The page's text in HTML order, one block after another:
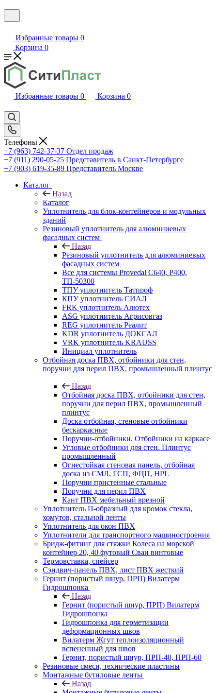
Избранные товары 0
Корзина 0
Избранные товары 0 Корзина 0
Телефоны
+7 (963) 742-37-37 Отдел продаж
+7 (911) 290-05-25 Представитель в Санкт-Петербурге
+7 (903) 619-35-89 Представитель Москве
Каталог
Назад
Каталог
Уплотнитель для блок-контейнеров и модульных
зданий
Резиновый уплотнитель для алюминиевых
фасадных систем
Назад
Резиновый уплотнитель для алюминиевых
фасадных систем
Все для системы Provedal С640, Р400,
ТП-50300
ТПУ уплотнитель Татпроф
КПУ уплотнитель СИАЛ
FRK уплотнитель Алютех
ASG уплотнитель Агрисовгаз
REG уплотнитель Реалит
KDR уплотнитель ДОКСАЛ
VRK уплотнитель KRAUSS
Инициал уплотнитель
Отбойная доска ПВХ, отбойники для стен,
поручни для перил ПВХ, промышленный плинтус
Назад
Отбойная доска ПВХ, отбойники для стен,
поручни для перил ПВХ, промышленный
плинтус
Доска отбойная, стеновые отбойники
бескаркасные
Поручни-отбойники. Отбойники на каркасе
Угловые отбойники для стен. Плинтус
промышленный
Огнестойкая стеновая панель, отбойная
доска из СМЛ, ГСП, ФЦП, HPL
Поручни пристенные стальные
Поручни для перил ПВХ
Кант ПВХ мебельный врезной
Уплотнитель П-образный для кромок стекла,
хомутов, стальной ленты
Уплотнитель для окон ПВХ
Уплотнители для транспортного машиностроения
Бридж-фитинг для стяжки Колеса на морской
контейнер 20, 40 футовый Сваи винтовые
Термовставка, спейсер
Сэндвич-панель ПВХ, лист ПВХ жесткий
Гернит (пористый шнур, ПРП) Вилатерм
Гидрошпонка
Назад
Гернит (пористый шнур, ПРП) Вилатерм
Гидрошпонка
Гидрошпонка для герметизации
деформационных швов
Вилатерм Жгут теплоизоляционный
вспененный для швов
Гернит, пористый шнур, ПРП-40, ПРП-60
Резиновые смеси, технические пластины
Монтажные бутиловые ленты
Назад